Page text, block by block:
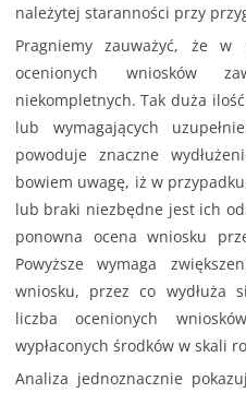
należytej staranności przy
Pragniemy zauważyć, że
ocenionych wniosków
niekompletnych. Tak duża
lub wymagających
powoduje znaczne
bowiem uwagę, iż w
lub braki niezbędne jest ich
ponowna ocena wniosku
Powyższe wymaga
wniosku, przez co wydłuża
liczba ocenionych
wypłaconych środków w skali
Analiza jednoznacznie